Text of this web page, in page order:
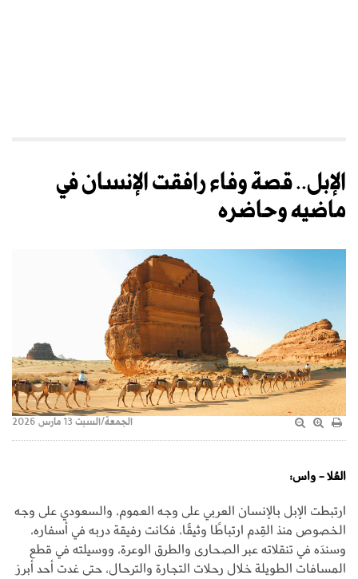
الإبل.. قصة وفاء رافقت الإنسان في
ماضيه وحاضره
الجمعة/السبت 13 مارس 2026
العُلا - واس:
ارتبطت الإبل بالإنسان العربي على وجه العموم، والسعودي على وجه
الخصوص منذ القِدم ارتباطًا وثيقًا، فكانت رفيقة دربه في أسفاره،
وسندَه في تنقلاته عبر الصحارى والطرق الوعرة، ووسيلته في قطع
المسافات الطويلة خلال رحلات التجارة والترحال، حتى غدت أحد أبرز